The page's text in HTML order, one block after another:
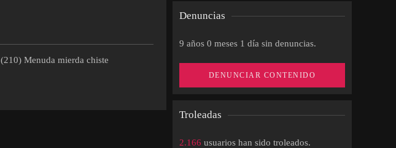
(210)Menuda mierda chiste
Denuncias
9 años 0 meses 1 día sin denuncias.
DENUNCIAR CONTENIDO
Troleadas
2.166 usuarios han sido troleados.